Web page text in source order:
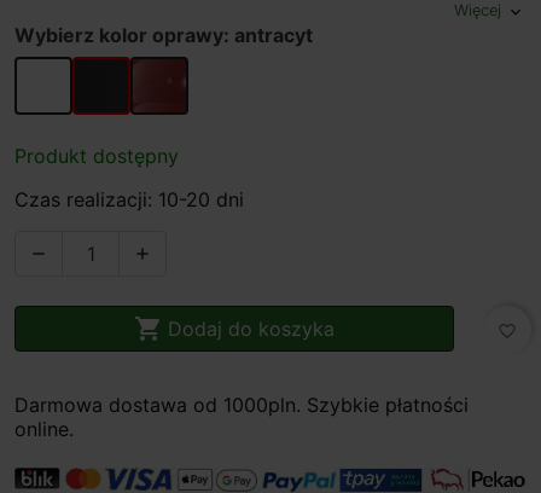
Więcej expand_more
Wybierz kolor oprawy: antracyt
biały antracytrdzawy
Produkt dostępny
Czas realizacji: 10-20 dni
 
 Dodaj do koszyka favorite_border
Darmowa dostawa od 1000pln. Szybkie płatności
online.